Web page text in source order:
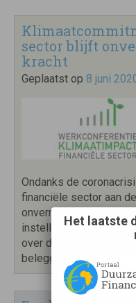
sector blijft
kracht
Geplaatst op 8 juni
Ondanks de
financiële sector aan
onverminderd van
instellingen over het
over de klimaatimpact
beleggingen. Uiterlijk
Het laatste